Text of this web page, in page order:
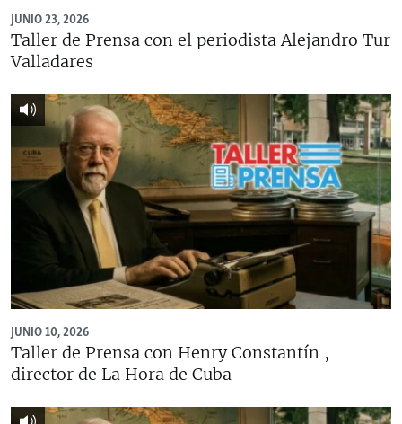
JUNIO 23, 2026
Taller de Prensa con el periodista Alejandro Tur
Valladares
JUNIO 10, 2026
Taller de Prensa con Henry Constantín ,
director de La Hora de Cuba